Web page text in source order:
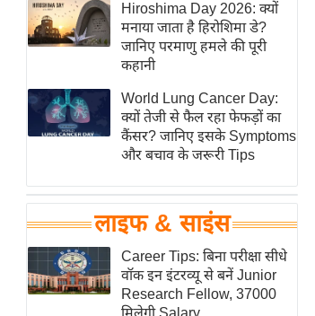
टेक्नॉलॉजी
ब्यूटी/फैशन
घरेलू नुस्खे
पर्यटन स्थल
फिटनेस मंत्रा
रिलेशनशिप
विश्लेषण
समसामयिक
मातृभूमि
स्तंभ
Hiroshima Day 2026: क्यों
मनाया जाता है हिरोशिमा डे?
जानिए परमाणु हमले की पूरी
कहानी
World Lung Cancer Day:
क्यों तेजी से फैल रहा फेफड़ों का
कैंसर? जानिए इसके Symptoms
और बचाव के जरूरी Tips
लाइफ & साइंस
Career Tips: बिना परीक्षा सीधे
वॉक इन इंटरव्यू से बनें Junior
Research Fellow, 37000
मिलेगी Salary